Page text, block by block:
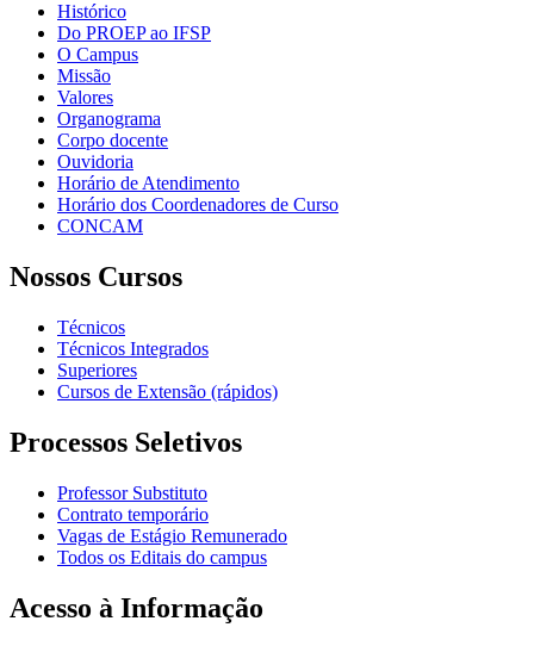
Histórico
Do PROEP ao IFSP
O Campus
Missão
Valores
Organograma
Corpo docente
Ouvidoria
Horário de Atendimento
Horário dos Coordenadores de Curso
CONCAM
Nossos Cursos
Técnicos
Técnicos Integrados
Superiores
Cursos de Extensão (rápidos)
Processos Seletivos
Professor Substituto
Contrato temporário
Vagas de Estágio Remunerado
Todos os Editais do campus
Acesso à Informação